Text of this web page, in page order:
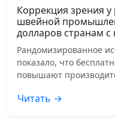
Коррекция зрения
швейной
долларов странам
Рандомизированное
показало, что
повышают
Читать →